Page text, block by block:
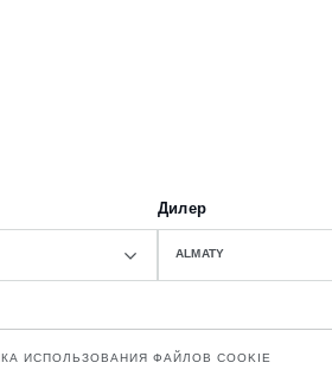
Дилер
ALMATY
ИСПОЛЬЗОВАНИЯ ФАЙЛОВ COOKIE